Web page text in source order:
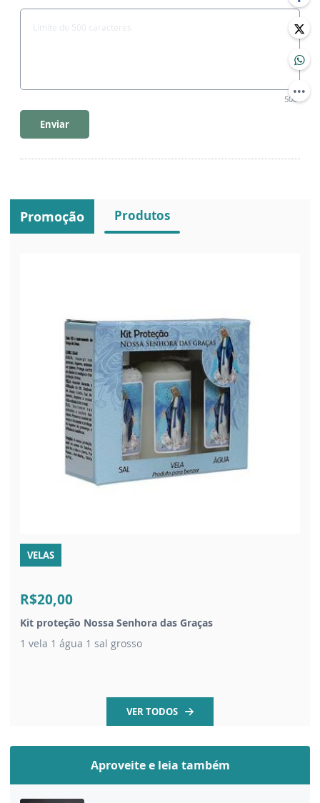
500
Enviar
Promoção Produtos
VELAS
R$20,00
Kit proteção Nossa Senhora das Graças
1 vela 1 água 1 sal grosso
VER TODOS
Aproveite e leia também